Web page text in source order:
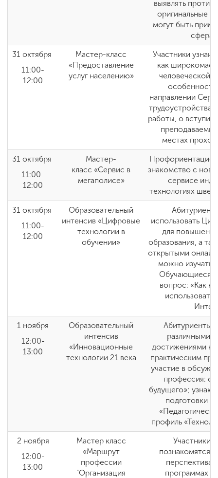
выявлять
оригинальные
могут быть
31 октября
11:00-
12:00
Мастер-класс
«Предоставление
услуг населению»
Участники
как
человеческой
направлении
работы, о
местах
31 октября
11:00-
12:00
Мастер-
класс «Сервис в
мегаполисе»
знакомство с
сервисе
технологиях
31 октября
11:00-
12:00
Образовательный
интенсив «Цифровые
технологии в
обучении»
использовать
для
образования, а
открытыми
можно изучать
Обучающиеся
вопрос: «Как
1 ноября
12:00-
13:00
Образовательный
интенсив
«Инновационные
технологии 21 века
Абитуриенты
различными
достижениями
практическим
участие в
профессия:
будущего»;
подготовки
профиль
2 ноября
12:00-
13:00
Мастер класс
«Маршрут
профессии
"Организация
Участники
познакомятся
программах